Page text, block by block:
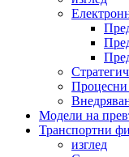
Процесни
Модели на
Транспортни
изглед